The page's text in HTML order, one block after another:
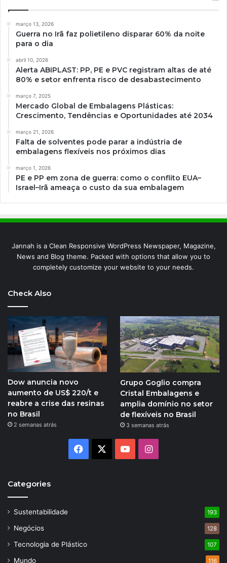
março 13, 2026
Guerra no Irã faz polietileno disparar 60% da noite
para o dia
abril 10, 2026
Alerta ABIPLAST: PP, PE e PVC registram altas de até
80% e setor enfrenta risco de desabastecimento
março 7, 2025
Mercado Global de Embalagens Plásticas:
Crescimento, Tendências e Oportunidades até 2034
março 21, 2026
Falta de solventes pode parar a indústria de
embalagens flexíveis nos próximos dias
março 1, 2026
PE e PP em zona de guerra: como o conflito EUA–
Israel–Irã ameaça o custo da sua embalagem
Jannah is a Clean Responsive WordPress Newspaper, Magazine,
News and Blog theme. Packed with options that allow you to
completely customize your website to your needs.
Check Also
Dow anuncia novo
aumento de US$ 220/t e
reabre a crise das resinas
no Brasil
2 semanas atrás
Grupo Goglio compra
Cristal Embalagens e
amplia domínio no setor
de flexíveis no Brasil
3 semanas atrás
Facebook YouTubeInstagram
Categories
Sustentabilidade 193
Negócios 128
Tecnologia de Plástico 107
Mundo 116